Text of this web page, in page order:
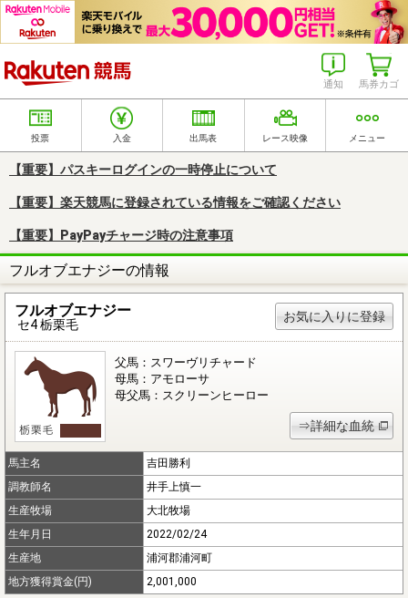
馬券カゴ
通知
投票 入金 出馬表 レース映像 メニュー
【重要】パスキーログインの一時停止について
【重要】楽天競馬に登録されている情報をご確認ください
【重要】PayPayチャージ時の注意事項
フルオブエナジーの情報
フルオブエナジー
セ4 栃栗毛
お気に入りに登録
父馬：スワーヴリチャード
母馬：アモローサ
母父馬：スクリーンヒーロー
⇒詳細な血統
馬主名
吉田勝利
調教師名
井手上慎一
生産牧場
大北牧場
生年月日
2022/02/24
生産地
浦河郡浦河町
地方獲得賞金(円)
2,001,000